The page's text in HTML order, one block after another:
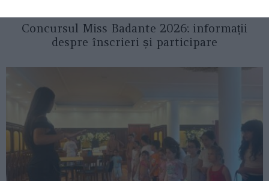
Concursul Miss Badante 2026: informații
despre înscrieri și participare